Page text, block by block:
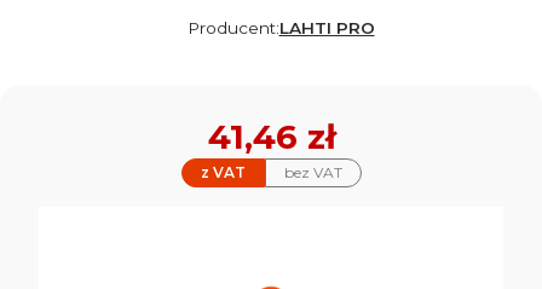
Producent:LAHTI PRO
z VAT bez VAT
Cena
41,46 zł